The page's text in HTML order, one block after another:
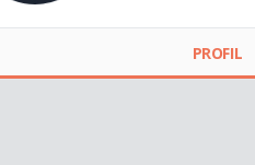
PROFIL